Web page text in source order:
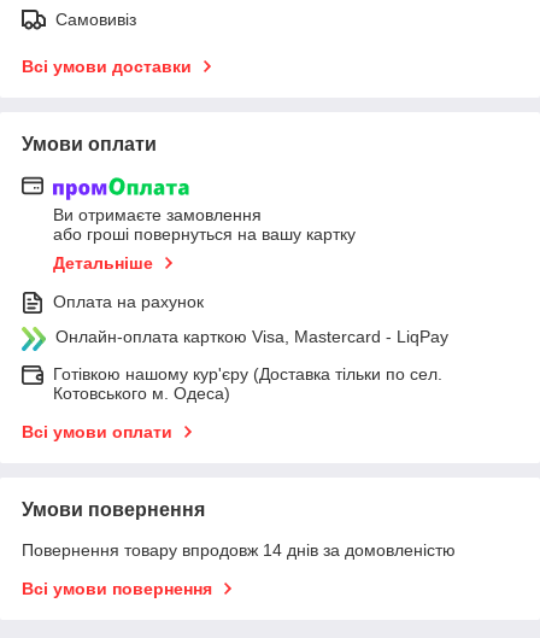
Самовивіз
Всі умови доставки
Умови оплати
Ви отримаєте замовлення
або гроші повернуться на вашу картку
Детальніше
Оплата на рахунок
Онлайн-оплата карткою Visa, Mastercard - LiqPay
Готівкою нашому кур'єру (Доставка тільки по сел.
Котовського м. Одеса)
Всі умови оплати
Умови повернення
Повернення товару впродовж 14 днів за домовленістю
Всі умови повернення